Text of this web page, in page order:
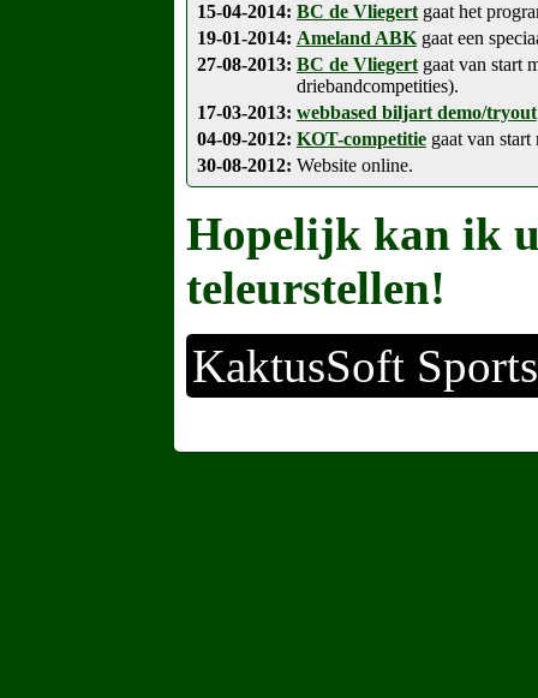
15-04-2014: BC de Vliegertgaat het
19-01-2014: Ameland ABKgaat een
27-08-2013: BC de Vliegertgaat van start
driebandcompetities).
17-03-2013: webbased biljart demo/tryout
04-09-2012: KOT-competitiegaat van start
30-08-2012: Website online.
Hopelijk kan ik
teleurstellen!
KaktusSoft